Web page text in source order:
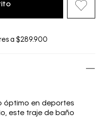
a $289.900
óptimo en deportes
este traje de baño